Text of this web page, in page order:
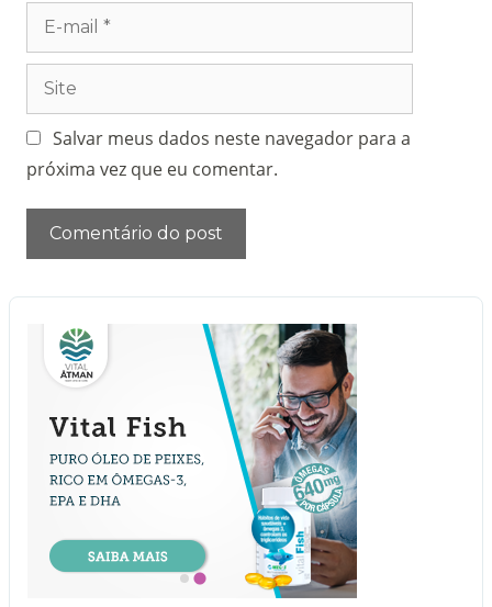
Salvar meus dados neste navegador para a
próxima vez que eu comentar.